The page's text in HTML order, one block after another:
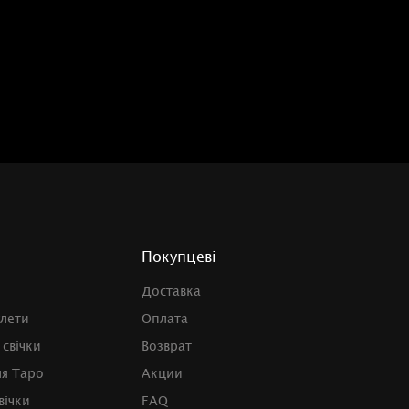
Таро
Покупцеві
Доставка
Оплата
Возврат
Акции
FAQ